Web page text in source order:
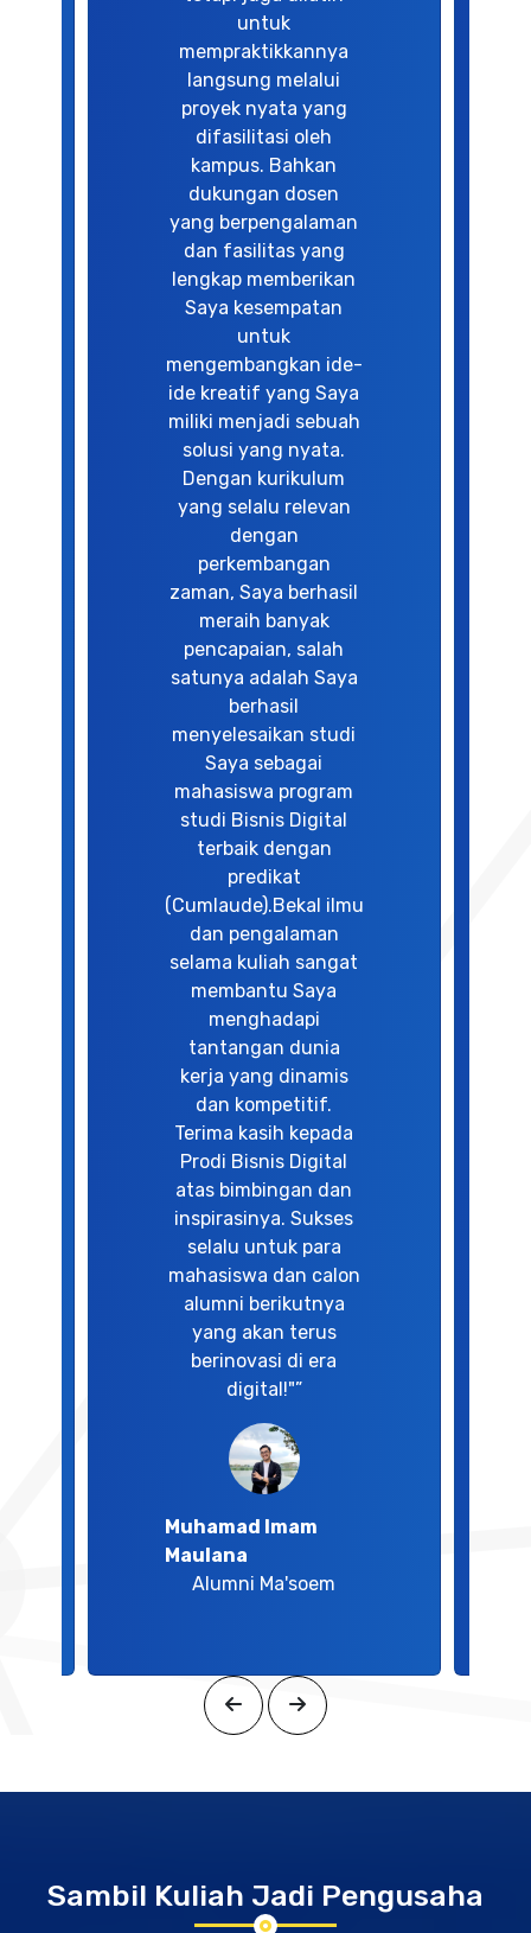
untuk
mempraktikkannya
langsung melalui
proyek nyata yang
difasilitasi oleh
kampus. Bahkan
dukungan dosen
yang berpengalaman
dan fasilitas yang
lengkap memberikan
Saya kesempatan
untuk
mengembangkan ide-
ide kreatif yang Saya
miliki menjadi sebuah
solusi yang nyata.
Dengan kurikulum
yang selalu relevan
dengan
perkembangan
zaman, Saya berhasil
meraih banyak
pencapaian, salah
satunya adalah Saya
berhasil
menyelesaikan studi
Saya sebagai
mahasiswa program
studi Bisnis Digital
terbaik dengan
predikat
(Cumlaude).Bekal ilmu
dan pengalaman
selama kuliah sangat
membantu Saya
menghadapi
tantangan dunia
kerja yang dinamis
dan kompetitif.
Terima kasih kepada
Prodi Bisnis Digital
atas bimbingan dan
inspirasinya. Sukses
selalu untuk para
mahasiswa dan calon
alumni berikutnya
yang akan terus
berinovasi di era
digital!"”
Muhamad Imam
Maulana
Alumni Ma'soem
Sambil Kuliah Jadi Pengusaha